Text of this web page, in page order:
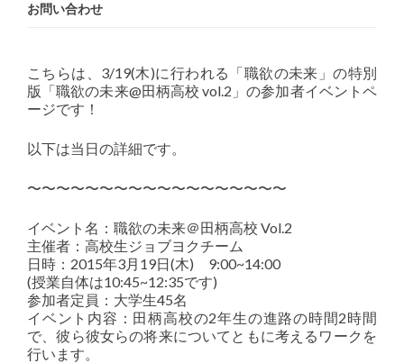
お問い合わせ
こちらは、3/19(木)に行われる「職欲の未来」の特別
版「職欲の未来@田柄高校 vol.2」の参加者イベントペ
ージです！
以下は当日の詳細です。
〜〜〜〜〜〜〜〜〜〜〜〜〜〜〜〜〜〜
イベント名：職欲の未来＠田柄高校 Vol.2
主催者：高校生ジョブヨクチーム
日時：2015年3月19日(木) 9:00~14:00
(授業自体は10:45~12:35です)
参加者定員：大学生45名
イベント内容：田柄高校の2年生の進路の時間2時間
で、彼ら彼女らの将来についてともに考えるワークを
行います。